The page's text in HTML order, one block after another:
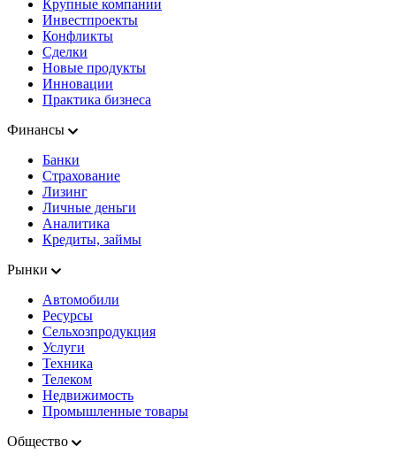
Крупные компании
Инвестпроекты
Конфликты
Сделки
Новые продукты
Инновации
Практика бизнеса
Финансы
Банки
Страхование
Лизинг
Личные деньги
Аналитика
Кредиты, займы
Рынки
Автомобили
Ресурсы
Сельхозпродукция
Услуги
Техника
Телеком
Недвижимость
Промышленные товары
Общество